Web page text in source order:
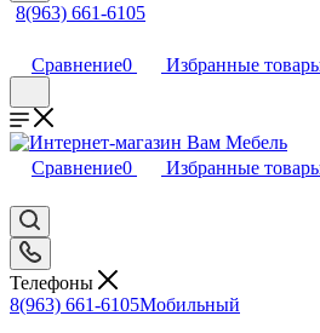
8(963) 661-6105
Сравнение0 Избранные
Сравнение0 Избранные
Телефоны
8(963) 661-6105Мобильный